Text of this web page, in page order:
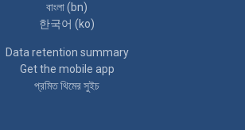
বাংলা ‎(bn)‎
한국어 ‎(ko)‎
Data retention summary
Get the mobile app
প্রমিত থিমের সুইচ